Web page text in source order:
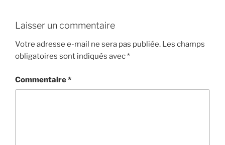
Laisser un commentaire
Votre adresse e-mail ne sera pas publiée. Les champs
obligatoires sont indiqués avec*
Commentaire*